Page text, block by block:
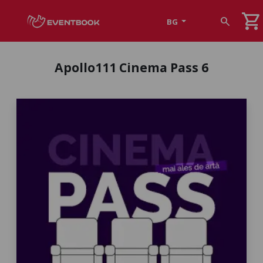
BG search shopping_cart
Apollo111 Cinema Pass 6